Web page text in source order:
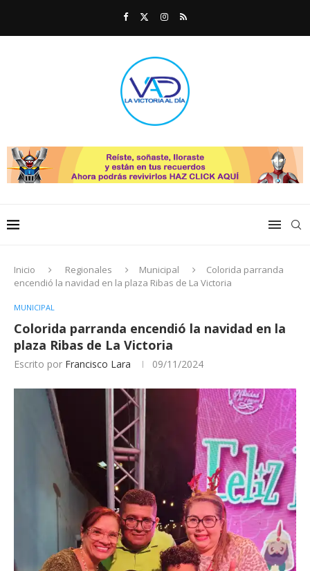
Inicio Regionales Municipal
Colorida parranda
encendió la navidad en la plaza Ribas de La Victoria
MUNICIPAL
Colorida parranda encendió la navidad en la
plaza Ribas de La Victoria
Escrito por Francisco Lara 09/11/2024